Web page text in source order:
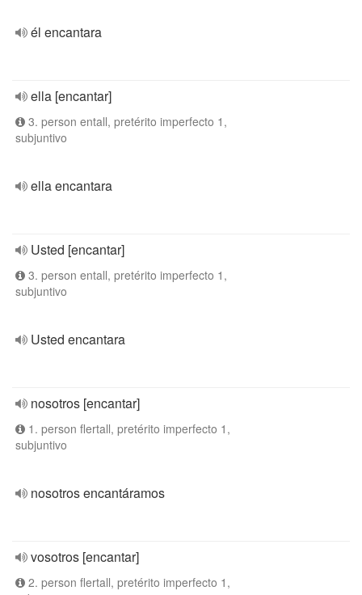
él encantara
ella [encantar]
3. person entall, pretérito imperfecto 1,
subjuntivo
ella encantara
Usted [encantar]
3. person entall, pretérito imperfecto 1,
subjuntivo
Usted encantara
nosotros [encantar]
1. person flertall, pretérito imperfecto 1,
subjuntivo
nosotros encantáramos
vosotros [encantar]
2. person flertall, pretérito imperfecto 1,